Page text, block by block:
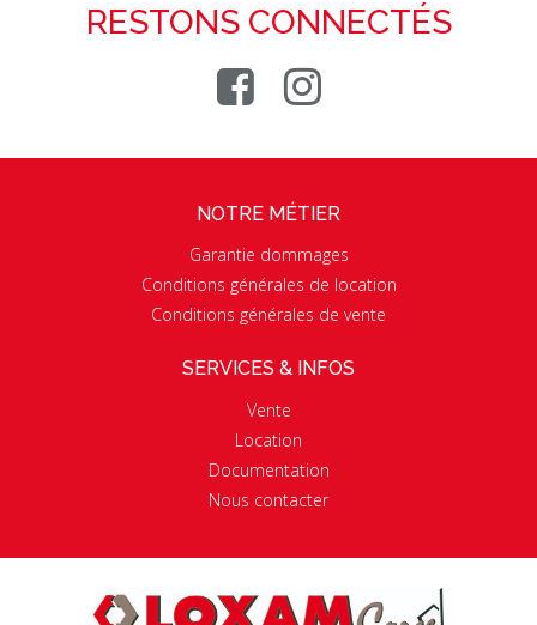
RESTONS CONNECTÉS
NOTRE MÉTIER
Garantie dommages
Conditions générales de location
Conditions générales de vente
SERVICES & INFOS
Vente
Location
Documentation
Nous contacter